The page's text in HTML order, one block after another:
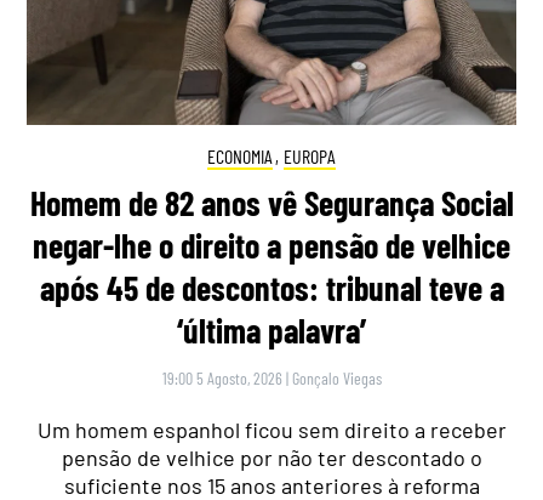
ECONOMIA , EUROPA
Homem de 82 anos vê Segurança Social
negar-lhe o direito a pensão de velhice
após 45 de descontos: tribunal teve a
‘última palavra’
19:00 5 Agosto, 2026 | Gonçalo Viegas
Um homem espanhol ficou sem direito a receber
pensão de velhice por não ter descontado o
suficiente nos 15 anos anteriores à reforma